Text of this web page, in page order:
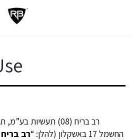
החשמל 17 באשקלון (להלן: “
רב